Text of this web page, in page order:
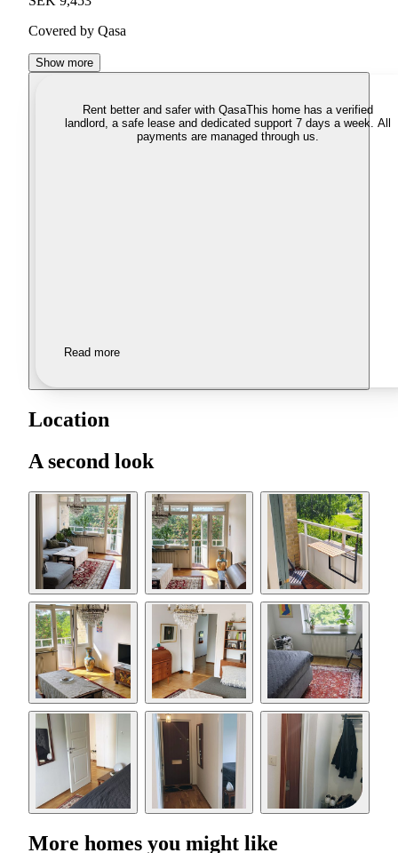
Covered by Qasa
Show more
Rent better and safer with QasaThis home has a verified
landlord, a safe lease and dedicated support 7 days a week. All
payments are managed through us.
Read more
Location
A second look
More homes you might like